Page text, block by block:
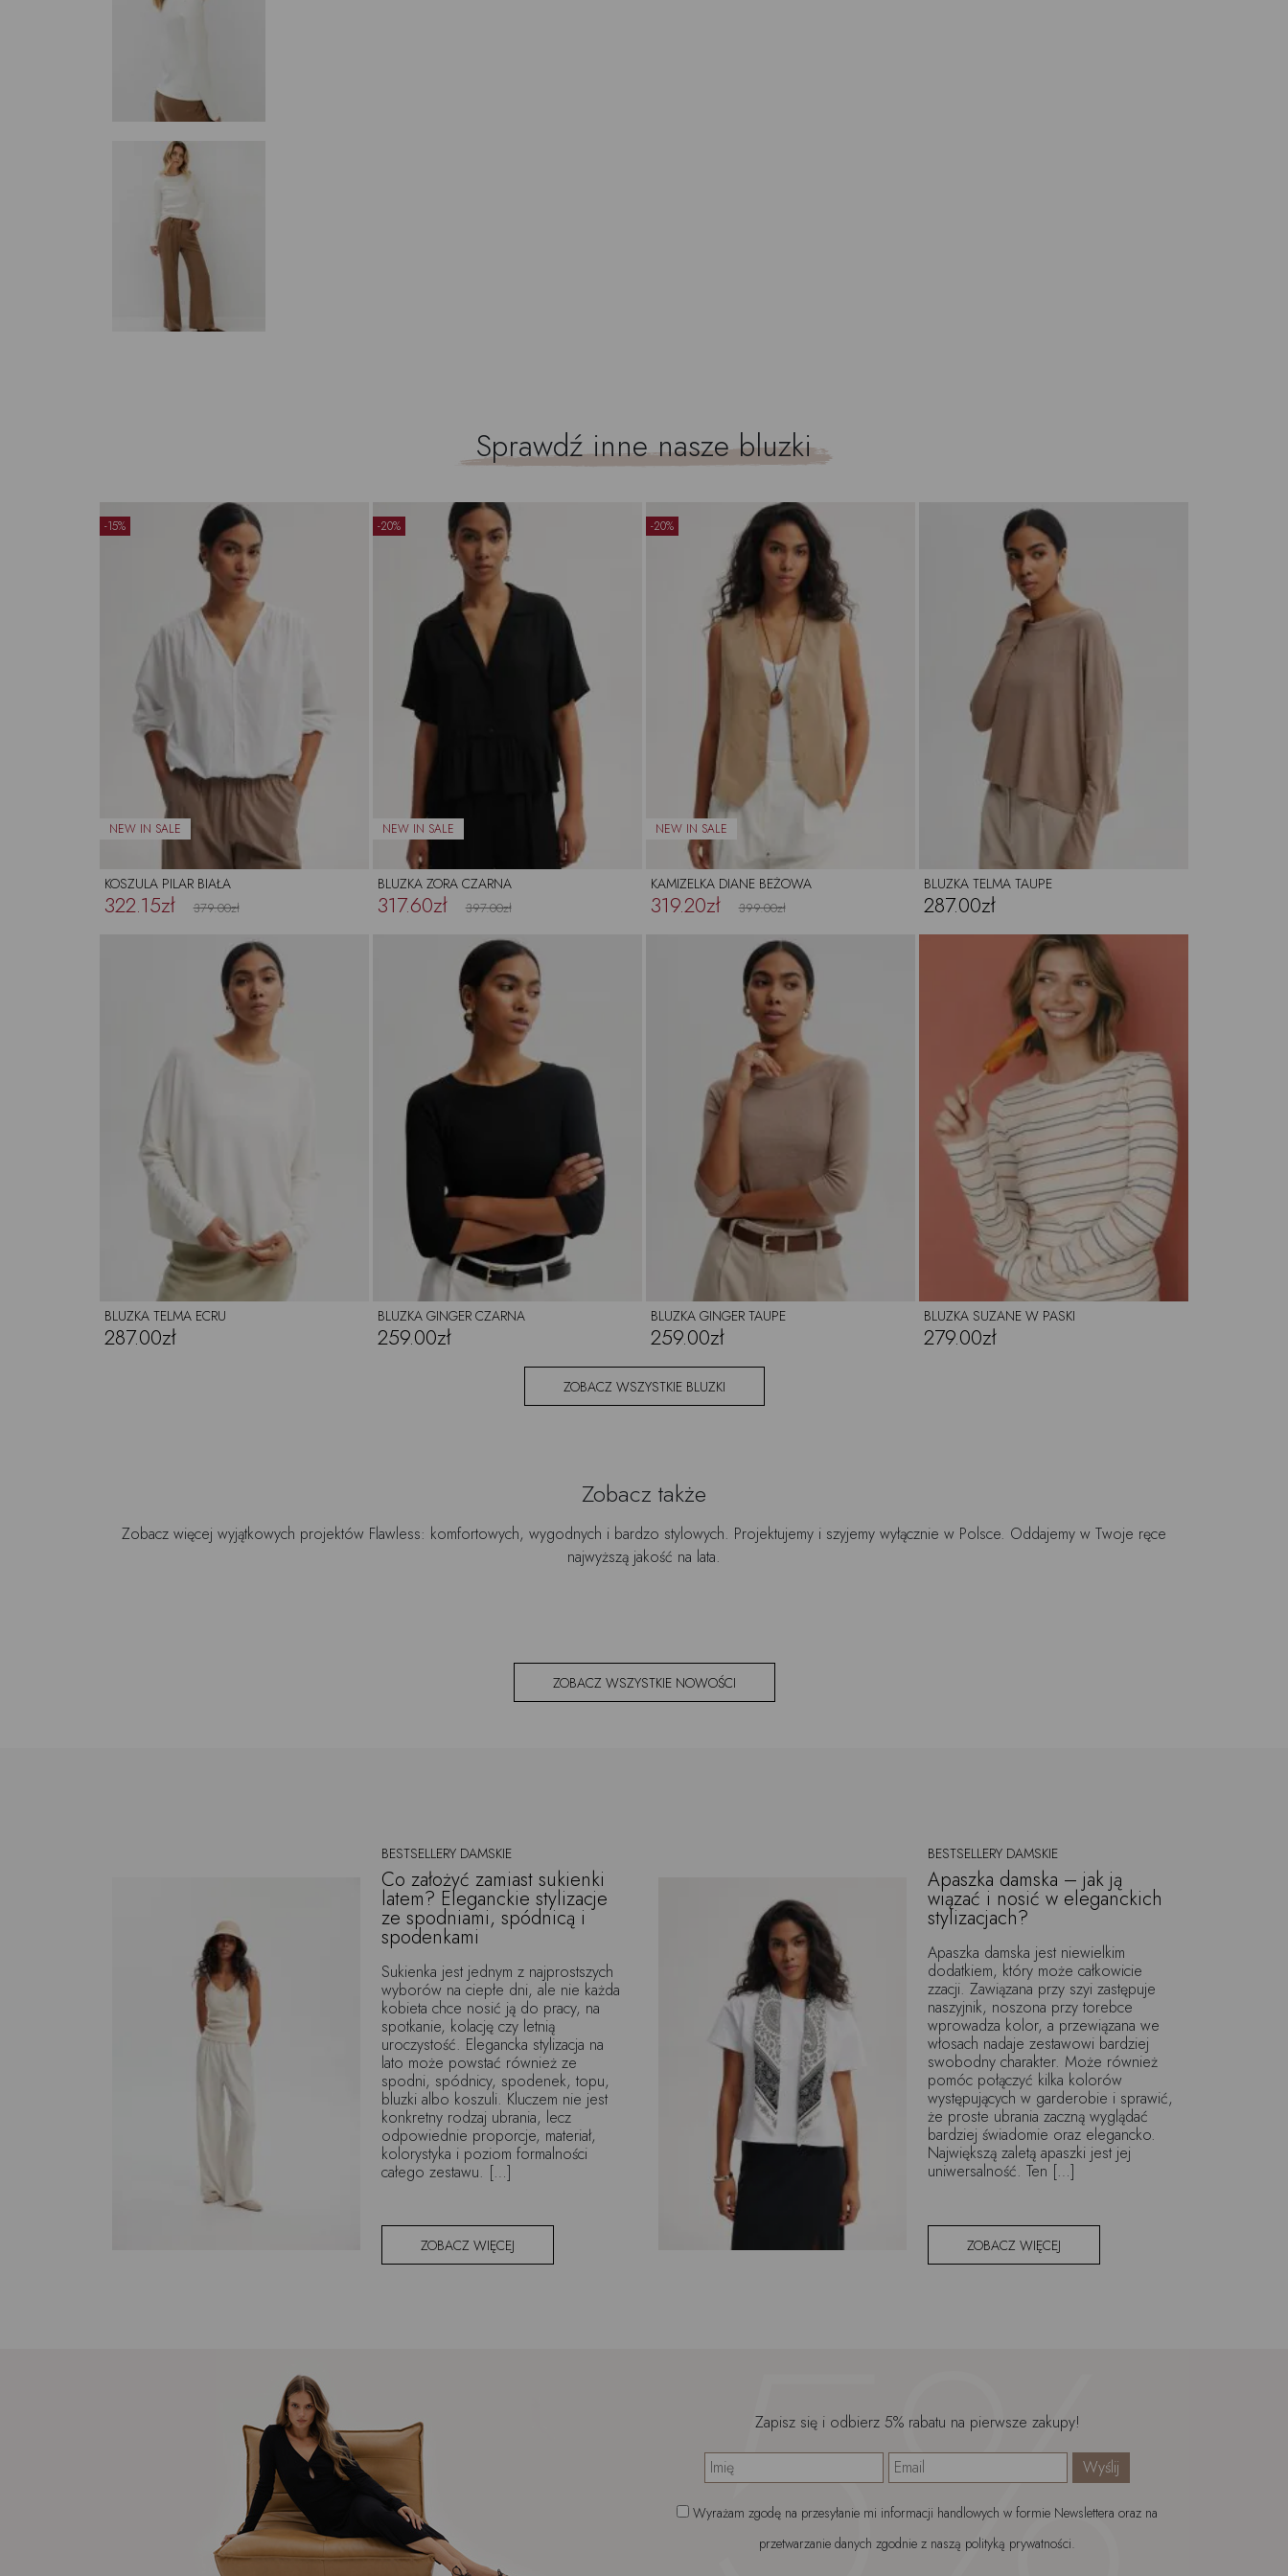
Sprawdź inne naszebluzki
KOSZULA PILAR BIAŁA
322.15zł 379.00zł
-15%
BLUZKA ZORA CZARNA
317.60zł 397.00zł
-20%
KAMIZELKA DIANE BEŻOWA
319.20zł 399.00zł
-20%
BLUZKA TELMA TAUPE
287.00zł
BLUZKA TELMA ECRU
287.00zł
BLUZKA GINGER CZARNA
259.00zł
BLUZKA GINGER TAUPE
259.00zł
BLUZKA SUZANE W PASKI
279.00zł
ZOBACZ WSZYSTKIE BLUZKI
Zobacz także
Zobacz więcej wyjątkowych projektów Flawless: komfortowych, wygodnych i bardzo stylowych. Projektujemy i szyjemy wyłącznie w Polsce. Oddajemy w Twoje ręce
najwyższą jakość na lata.
ZOBACZ WSZYSTKIE NOWOŚCI
BESTSELLERY DAMSKIE
Co założyć zamiast sukienki
latem? Eleganckie stylizacje
ze spodniami, spódnicą i
spodenkami
Sukienka jest jednym z najprostszych
wyborów na ciepłe dni, ale nie każda
kobieta chce nosić ją do pracy, na
spotkanie, kolację czy letnią
uroczystość. Elegancka stylizacja na
lato może powstać również ze
spodni, spódnicy, spodenek, topu,
bluzki albo koszuli. Kluczem nie jest
konkretny rodzaj ubrania, lecz
odpowiednie proporcje, materiał,
kolorystyka i poziom formalności
całego zestawu. […]
ZOBACZ WIĘCEJ
BESTSELLERY DAMSKIE
Apaszka damska – jak ją
wiązać i nosić w eleganckich
stylizacjach?
Apaszka damska jest niewielkim
dodatkiem, który może całkowicie
zzacji. Zawiązana przy szyi zastępuje
naszyjnik, noszona przy torebce
wprowadza kolor, a przewiązana we
włosach nadaje zestawowi bardziej
swobodny charakter. Może również
pomóc połączyć kilka kolorów
występujących w garderobie i sprawić,
że proste ubrania zaczną wyglądać
bardziej świadomie oraz elegancko.
Największą zaletą apaszki jest jej
uniwersalność. Ten […]
ZOBACZ WIĘCEJ
Zapisz się i odbierz 5% rabatu na pierwsze zakupy!
Wyrażam zgodę na przesyłanie mi informacji handlowych w formie Newslettera oraz na
przetwarzanie danych zgodnie z naszą polityką prywatności.